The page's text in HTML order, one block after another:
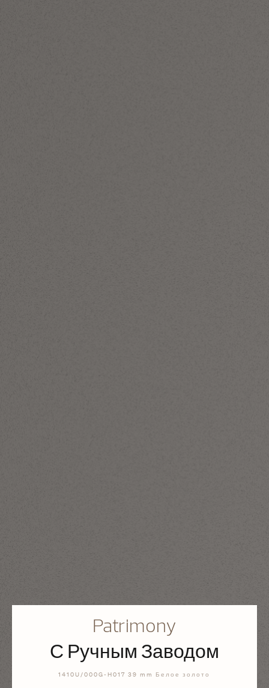
Patrimony
С Ручным Заводом
1410U/000G-H017 39 mm Белое золото